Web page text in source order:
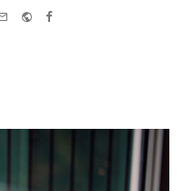
Website
Facebook